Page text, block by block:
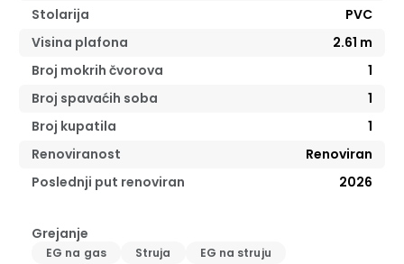
Stolarija
PVC
Visina plafona
2.61 m
Broj mokrih čvorova
1
Broj spavaćih soba
1
Broj kupatila
1
Renoviranost
Renoviran
Poslednji put renoviran
2026
Grejanje
EG na gas Struja EG na struju